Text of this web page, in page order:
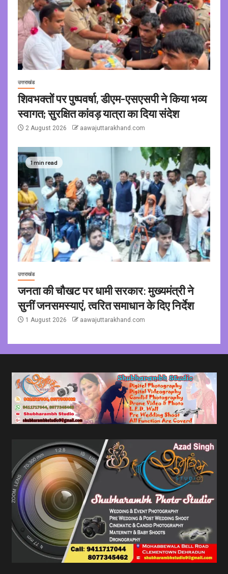
उत्तराखंड
शिवभक्तों पर पुष्पवर्षा, डीएम-एसएसपी ने किया भव्य
स्वागत; सुरक्षित कांवड़ यात्रा का दिया संदेश
2 August 2026 aawajuttarakhand.com
1 min read
उत्तराखंड
जनता की चौखट पर धामी सरकार: मुख्यमंत्री ने
सुनीं जनसमस्याएं, त्वरित समाधान के दिए निर्देश
1 August 2026 aawajuttarakhand.com